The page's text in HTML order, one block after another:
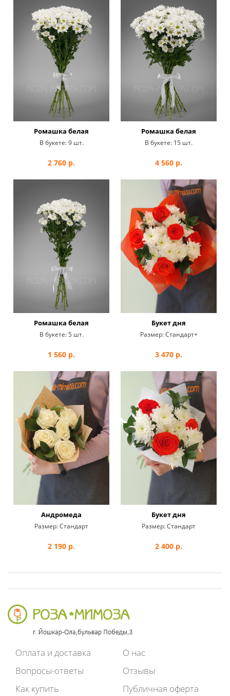
Ромашка белая
В букете: 9 шт.
2 760 р.
Ромашка белая
В букете: 15 шт.
4 560 р.
Ромашка белая
В букете: 5 шт.
1 560 р.
Букет дня
Размер: Стандарт+
3 470 р.
Андромеда
Размер:Стандарт
2 190 р.
Букет дня
Размер:Стандарт
2 400 р.
Оплата и доставка
Вопросы-ответы
Как купить
О нас
Отзывы
Публичная оферта